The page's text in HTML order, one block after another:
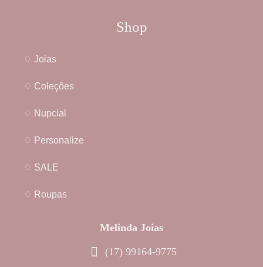
Shop
♢ Joias
♢ Coleções
♢ Nupcial
♢ Personalize
♢ SALE
♢ Roupas
Melinda Joias
(17) 99164-9775